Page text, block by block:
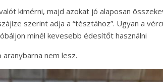
kimérni, majd azokat jó alaposan
szerint adja a “tésztához”. Ugyan a
minél kevesebb édesítőt használni
nem lesz.